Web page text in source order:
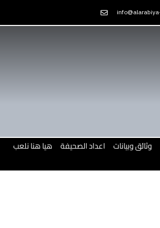
to
وثائق وبيانات اعداد الصحيفة هيا هنا نلعب